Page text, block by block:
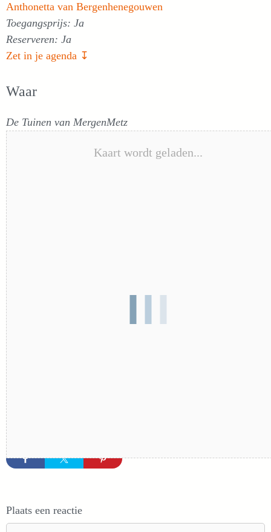
Anthonetta van Bergenhenegouwen
Toegangsprijs: Ja
Reserveren: Ja
Zet in je agenda ↧
Waar
De Tuinen van MergenMetz
Kaart wordt geladen...
Plaats een reactie